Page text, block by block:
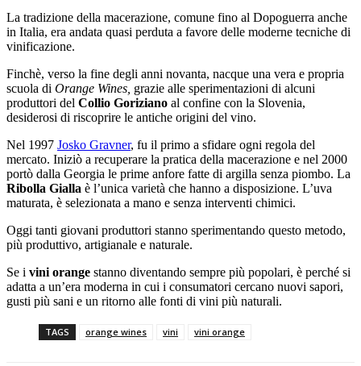
La tradizione della macerazione, comune fino al Dopoguerra anche
in Italia, era andata quasi perduta a favore delle moderne tecniche di
vinificazione.
Finchè, verso la fine degli anni novanta, nacque una vera e propria
scuola di Orange Wines, grazie alle sperimentazioni di alcuni
produttori del Collio Goriziano al confine con la Slovenia,
desiderosi di riscoprire le antiche origini del vino.
Nel 1997 Josko Gravner, fu il primo a sfidare ogni regola del
mercato. Iniziò a recuperare la pratica della macerazione e nel 2000
portò dalla Georgia le prime anfore fatte di argilla senza piombo. La
Ribolla Gialla è l’unica varietà che hanno a disposizione. L’uva
maturata, è selezionata a mano e senza interventi chimici.
Oggi tanti giovani produttori stanno sperimentando questo metodo,
più produttivo, artigianale e naturale.
Se i vini orange stanno diventando sempre più popolari, è perché si
adatta a un’era moderna in cui i consumatori cercano nuovi sapori,
gusti più sani e un ritorno alle fonti di vini più naturali.
TAGS orange wines vini vini orange